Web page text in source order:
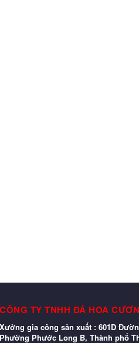
CÔNG TY TNHH ĐÁ HOA
Xưởng gia công sản xuất : 601D
Phường Phước Long B, Thành phố